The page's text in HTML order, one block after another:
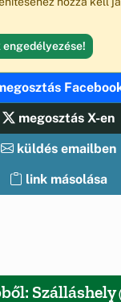
megosztás X-en
küldés emailben
link másolása
Szálláshely